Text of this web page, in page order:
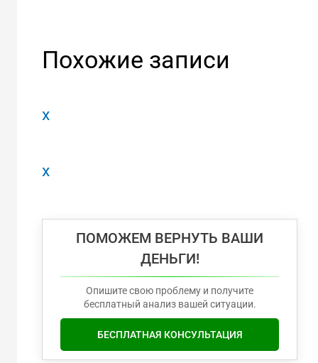
Похожие записи
x
x
ПОМОЖЕМ ВЕРНУТЬ ВАШИ
ДЕНЬГИ!
Опишите свою проблему и получите
бесплатный анализ вашей ситуации.
БЕСПЛАТНАЯ КОНСУЛЬТАЦИЯ